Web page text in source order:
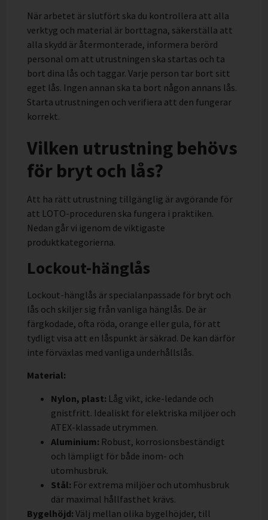
När arbetet är slutfört ska du kontrollera att alla
verktyg och material är borttagna, säkerställa att
alla skydd är återmonterade, informera berörd
personal om att utrustningen ska startas och ta
bort dina lås och taggar. Varje person tar bort sitt
eget lås. Ingen annan ska ta bort någon annans lås.
Starta utrustningen och verifiera att den fungerar
korrekt.
Vilken utrustning behövs
för bryt och lås?
Att ha rätt utrustning tillgänglig är avgörande för
att LOTO-proceduren ska fungera i praktiken.
Nedan går vi igenom de viktigaste
produktkategorierna.
Lockout-hänglås
Lockout-hänglås är specialanpassade för bryt och
lås och skiljer sig från vanliga hänglås. De är
färgkodade, ofta röda, orange eller gula, för att
tydligt visa att en låspunkt är säkrad. De kan därför
inte förväxlas med vanliga underhållslås.
Material:
Nylon, plast: Låg vikt, icke-ledande och
gnistfritt. Idealiskt för elektriska miljöer och
ATEX-klassade utrymmen.
Aluminium: Robust, korrosionsbeständigt
och lämpligt för både inom- och
utomhusbruk.
Stål: För extrema miljöer och utomhusbruk
där maximal hållfasthet krävs.
Bygelhöjd: Välj mellan olika bygelhöjder, till